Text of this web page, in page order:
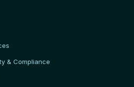
& Compliance